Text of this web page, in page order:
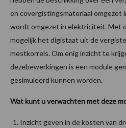
en covergistingsmateriaal omgezet
wordt omgezet in elektriciteit. Met
mogelijk het digistaat uit de
mestkorrels. Om enig inzicht te
dezebewerkingen is een module
gesimuleerd kunnen worden.
Wat kunt u verwachten met deze
Inzicht geven in de kosten van